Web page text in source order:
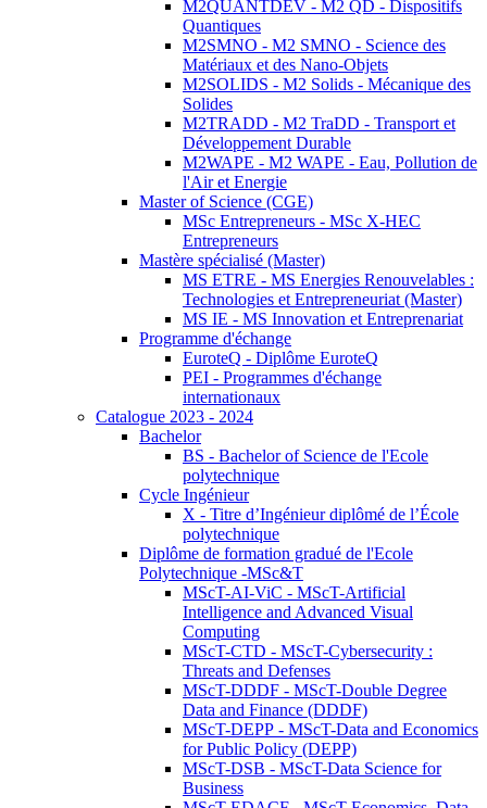
M2QUANTDEV - M2 QD - Dispositifs
Quantiques
M2SMNO - M2 SMNO - Science des
Matériaux et des Nano-Objets
M2SOLIDS - M2 Solids - Mécanique des
Solides
M2TRADD - M2 TraDD - Transport et
Développement Durable
M2WAPE - M2 WAPE - Eau, Pollution de
l'Air et Energie
Master of Science (CGE)
MSc Entrepreneurs - MSc X-HEC
Entrepreneurs
Mastère spécialisé (Master)
MS ETRE - MS Energies Renouvelables :
Technologies et Entrepreneuriat (Master)
MS IE - MS Innovation et Entreprenariat
Programme d'échange
EuroteQ - Diplôme EuroteQ
PEI - Programmes d'échange
internationaux
Catalogue 2023 - 2024
Bachelor
BS - Bachelor of Science de l'Ecole
polytechnique
Cycle Ingénieur
X - Titre d’Ingénieur diplômé de l’École
polytechnique
Diplôme de formation gradué de l'Ecole
Polytechnique -MSc&T
MScT-AI-ViC - MScT-Artificial
Intelligence and Advanced Visual
Computing
MScT-CTD - MScT-Cybersecurity :
Threats and Defenses
MScT-DDDF - MScT-Double Degree
Data and Finance (DDDF)
MScT-DEPP - MScT-Data and Economics
for Public Policy (DEPP)
MScT-DSB - MScT-Data Science for
Business